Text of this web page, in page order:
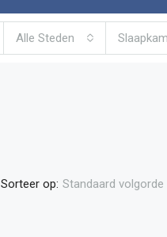
Alle Steden
Sorteer op: Standaard volgorde